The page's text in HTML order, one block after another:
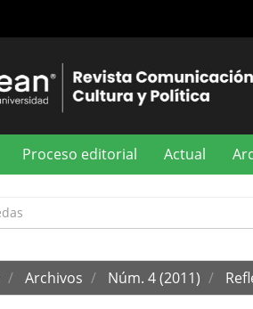
Proceso editorial Actual
Archivos Núm. 4 (2011)